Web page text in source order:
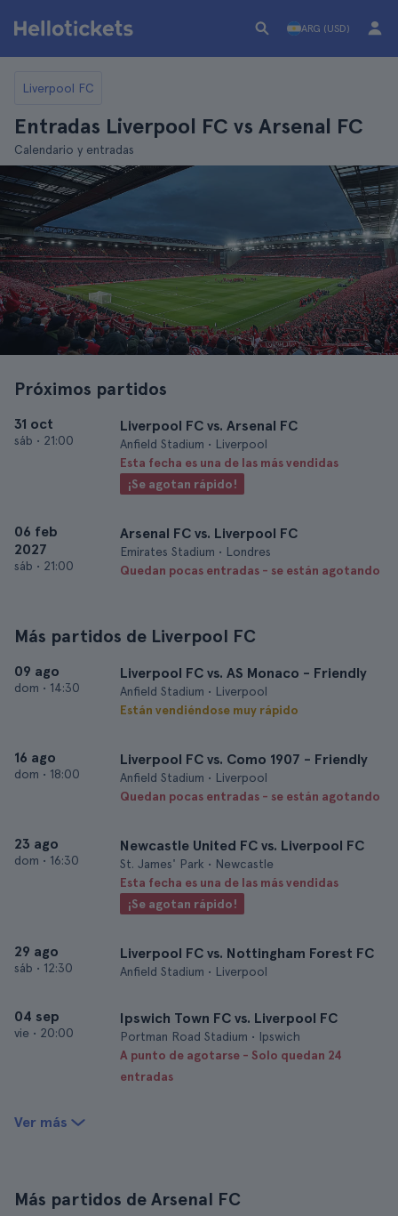
ARG (USD)
Liverpool FC
Entradas Liverpool FC vs Arsenal FC
Calendario y entradas
Próximos partidos
31 oct
sáb • 21:00
Liverpool FC vs. Arsenal FC
Anfield Stadium • Liverpool
Esta fecha es una de las más vendidas
¡Se agotan rápido!
06 feb
2027
sáb • 21:00
Arsenal FC vs. Liverpool FC
Emirates Stadium • Londres
Quedan pocas entradas - se están agotando
Más partidos de Liverpool FC
09 ago
dom • 14:30
Liverpool FC vs. AS Monaco - Friendly
Anfield Stadium • Liverpool
Están vendiéndose muy rápido
16 ago
dom • 18:00
Liverpool FC vs. Como 1907 - Friendly
Anfield Stadium • Liverpool
Quedan pocas entradas - se están agotando
23 ago
dom • 16:30
Newcastle United FC vs. Liverpool FC
St. James' Park • Newcastle
Esta fecha es una de las más vendidas
¡Se agotan rápido!
29 ago
sáb • 12:30
Liverpool FC vs. Nottingham Forest FC
Anfield Stadium • Liverpool
04 sep
vie • 20:00
Ipswich Town FC vs. Liverpool FC
Portman Road Stadium • Ipswich
A punto de agotarse - Solo quedan 24
entradas
Ver más
Más partidos de Arsenal FC